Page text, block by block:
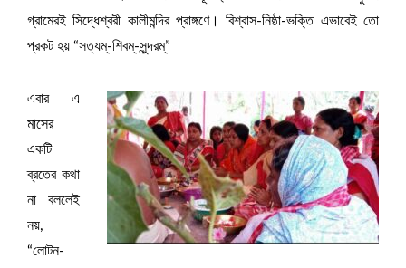
গ্রামেরই সিদ্ধেশ্বরী কালীমন্দির প্রাঙ্গণে।বিশ্বাস-নিষ্ঠা-ভক্তি এভাবেই তো
প্রকট হয় “সত্যম্-শিবম্-সুন্দরম্”
এবার এ
মাসের
একটি
ব্রতের কথা
না বললেই
নয়,
“লোটন-